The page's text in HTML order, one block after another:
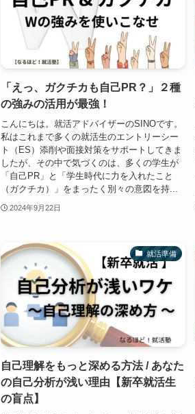
「えっ、ガクチカも自己PR？」２種
の強みの活用が最強！
こんにちは。就活アドバイザーのSINOです。
私はこれまで多くの就活生のエントリーシー
ト（ES）添削や面接対策をサポートしてきま
したが、その中で気づくのは、多くの学生が
「自己PR」と「学生時代に力を入れたこと
（ガクチカ）」をまったく別々の意図を持...
2024年9月22日
就活準備
自己理解をもっと深める方法 / あなた
の自己分析が浅い理由【新卒就活生
の盲点】